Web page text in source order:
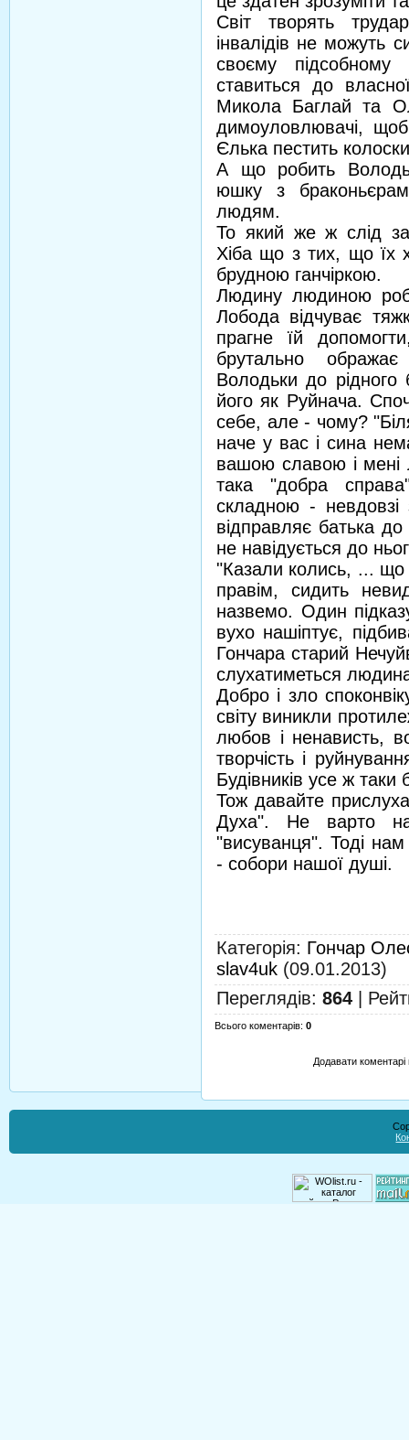
Світ творять
інвалідів не можуть
своєму підсобному
ставиться до
Микола Баглай та
димоуловлювачі,
Єлька пестить
А що робить
юшку з
людям.
То який же ж слід
Хіба що з тих, що їх
брудною ганчіркою.
Людину людиною
Лобода відчуває
прагне їй
брутально
Володьки до рідного
його як Руйнача.
себе, але - чому?
наче у вас і сина
вашою славою і мені
така "добра
складною -
відправляє батька до
не навідується до
"Казали колись, ... що
правім, сидить
назвемо. Один
вухо нашіптує,
Гончара старий
слухатиметься
Добро і зло
світу виникли
любов і ненависть,
творчість і
Будівників усе ж таки
Тож давайте
Духа". Не варто
"висуванця". Тоді нам
- собори нашої душі.
Категорія: Гончар
slav4uk (09.01.2013)
Переглядів: 864
Всього коментарів: 0
Додавати